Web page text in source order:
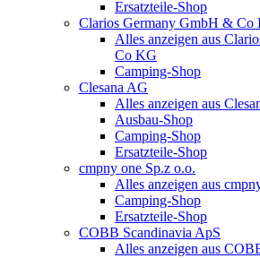
Ersatzteile-Shop
Clarios Germany GmbH & Co
Alles anzeigen aus
Co KG
Camping-Shop
Clesana AG
Alles anzeigen aus
Ausbau-Shop
Camping-Shop
Ersatzteile-Shop
cmpny one Sp.z o.o.
Alles anzeigen aus
Camping-Shop
Ersatzteile-Shop
COBB Scandinavia ApS
Alles anzeigen aus